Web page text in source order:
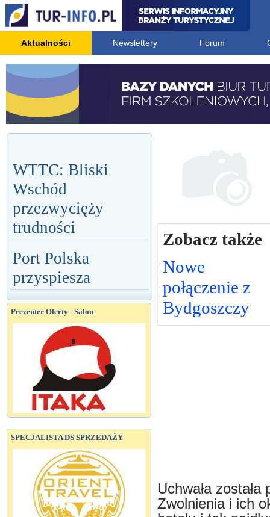
Aktualności Newslettery Forum
WTTC: Bliski
Wschód
przezwycięży
trudności
Port Polska
przyspiesza
Prezenter Oferty - Salon
SPECJALISTA DS SPRZEDAŻY
Zobacz także
Nowe
połączenie z
Bydgoszczy
Uchwała
Zwolnienia i ich